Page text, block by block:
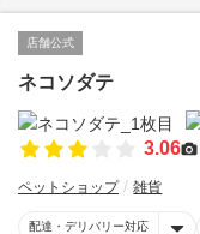
店舗公式
ネコソダテ
3.06
ペットショップ 雑貨
配達・デリバリー対応